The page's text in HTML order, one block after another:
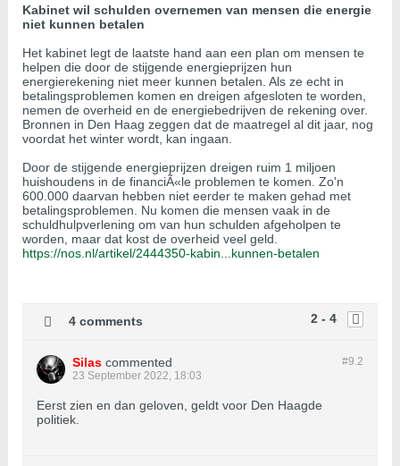
Kabinet wil schulden overnemen van mensen die energie
niet kunnen betalen
Het kabinet legt de laatste hand aan een plan om mensen te
helpen die door de stijgende energieprijzen hun
energierekening niet meer kunnen betalen. Als ze echt in
betalingsproblemen komen en dreigen afgesloten te worden,
nemen de overheid en de energiebedrijven de rekening over.
Bronnen in Den Haag zeggen dat de maatregel al dit jaar, nog
voordat het winter wordt, kan ingaan.
Door de stijgende energieprijzen dreigen ruim 1 miljoen
huishoudens in de financiÃ«le problemen te komen. Zo'n
600.000 daarvan hebben niet eerder te maken gehad met
betalingsproblemen. Nu komen die mensen vaak in de
schuldhulpverlening om van hun schulden afgeholpen te
worden, maar dat kost de overheid veel geld.
https://nos.nl/artikel/2444350-kabin...kunnen-betalen
2 - 4
4 comments
#9.2
Silas commented
23 September 2022, 18:03
Eerst zien en dan geloven, geldt voor Den Haagde
politiek.